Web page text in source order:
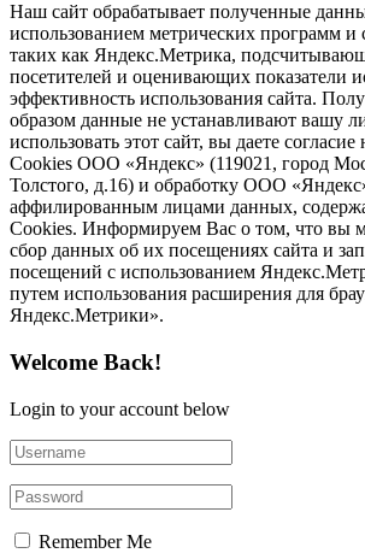
Наш сайт обрабатывает полученные
использованием метрических программ и
таких как Яндекс.Метрика,
посетителей и оценивающих показатели
эффективность использования сайта.
образом данные не устанавливают вашу
использовать этот сайт, вы даете
Cookies ООО «Яндекс» (119021, город
Толстого, д.16) и обработку ООО
аффилированным лицами данных,
Cookies. Информируем Вас о том, что вы
сбор данных об их посещениях сайта и
посещений с использованием
путем использования расширения для
Яндекс.Метрики».
Welcome Back!
Login to your account below
Remember Me